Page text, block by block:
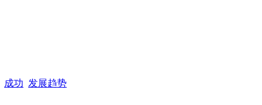
成功 发展趋势